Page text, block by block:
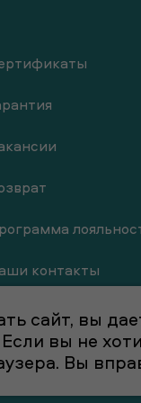
контакты
сайт, вы
Если вы не
Вы